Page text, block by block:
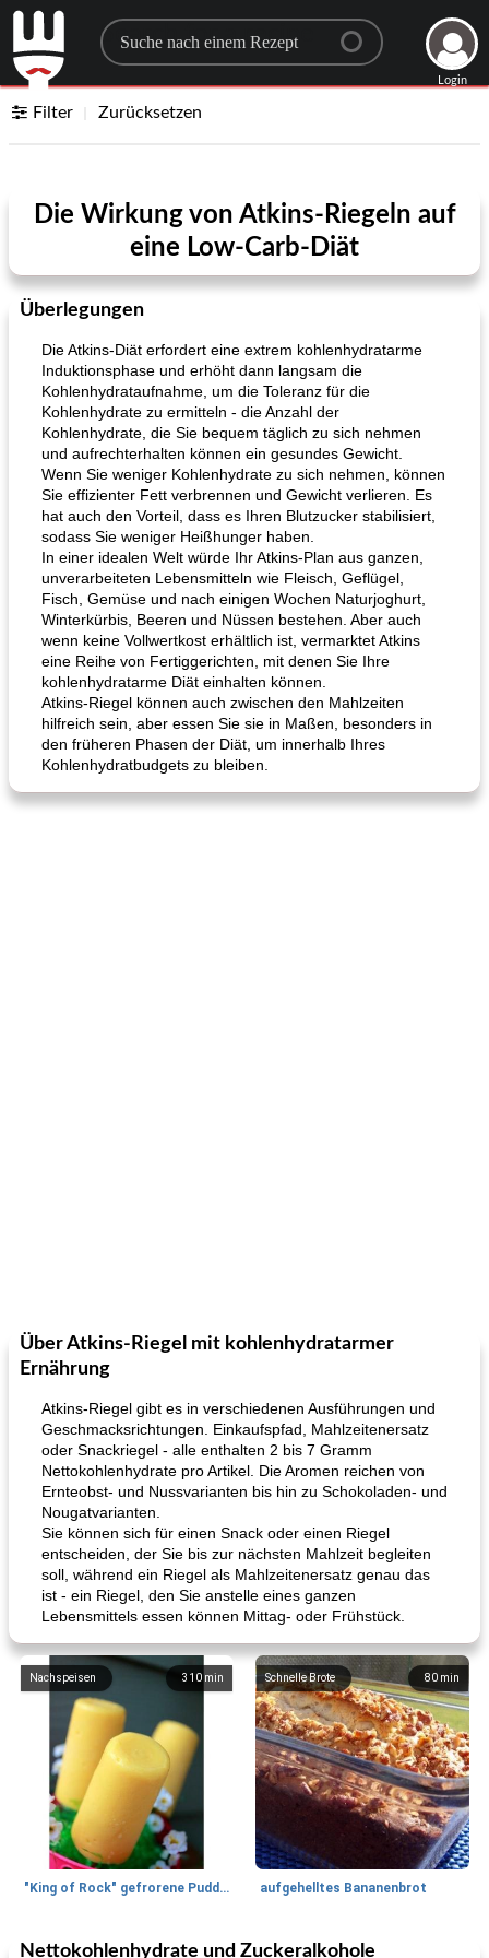
Search for a recipe
Login
Filter Zurücksetzen
Die Wirkung von Atkins-Riegeln auf
eine Low-Carb-Diät
Überlegungen
Die Atkins-Diät erfordert eine extrem kohlenhydratarme
Induktionsphase und erhöht dann langsam die
Kohlenhydrataufnahme, um die Toleranz für die
Kohlenhydrate zu ermitteln - die Anzahl der
Kohlenhydrate, die Sie bequem täglich zu sich nehmen
und aufrechterhalten können ein gesundes Gewicht.
Wenn Sie weniger Kohlenhydrate zu sich nehmen, können
Sie effizienter Fett verbrennen und Gewicht verlieren. Es
hat auch den Vorteil, dass es Ihren Blutzucker stabilisiert,
sodass Sie weniger Heißhunger haben.
In einer idealen Welt würde Ihr Atkins-Plan aus ganzen,
unverarbeiteten Lebensmitteln wie Fleisch, Geflügel,
Fisch, Gemüse und nach einigen Wochen Naturjoghurt,
Winterkürbis, Beeren und Nüssen bestehen. Aber auch
wenn keine Vollwertkost erhältlich ist, vermarktet Atkins
eine Reihe von Fertiggerichten, mit denen Sie Ihre
kohlenhydratarme Diät einhalten können.
Atkins-Riegel können auch zwischen den Mahlzeiten
hilfreich sein, aber essen Sie sie in Maßen, besonders in
den früheren Phasen der Diät, um innerhalb Ihres
Kohlenhydratbudgets zu bleiben.
Über Atkins-Riegel mit kohlenhydratarmer
Ernährung
Atkins-Riegel gibt es in verschiedenen Ausführungen und
Geschmacksrichtungen. Einkaufspfad, Mahlzeitenersatz
oder Snackriegel - alle enthalten 2 bis 7 Gramm
Nettokohlenhydrate pro Artikel. Die Aromen reichen von
Ernteobst- und Nussvarianten bis hin zu Schokoladen- und
Nougatvarianten.
Sie können sich für einen Snack oder einen Riegel
entscheiden, der Sie bis zur nächsten Mahlzeit begleiten
soll, während ein Riegel als Mahlzeitenersatz genau das
ist - ein Riegel, den Sie anstelle eines ganzen
Lebensmittels essen können Mittag- oder Frühstück.
310 min
Nachspeisen
"King of Rock" gefrorene Pudding Pops
80 min
Schnelle Brote
aufgehelltes Bananenbrot
27 min
Mittagessen / Snacks Potluck Desserts
Nettokohlenhydrate und Zuckeralkohole